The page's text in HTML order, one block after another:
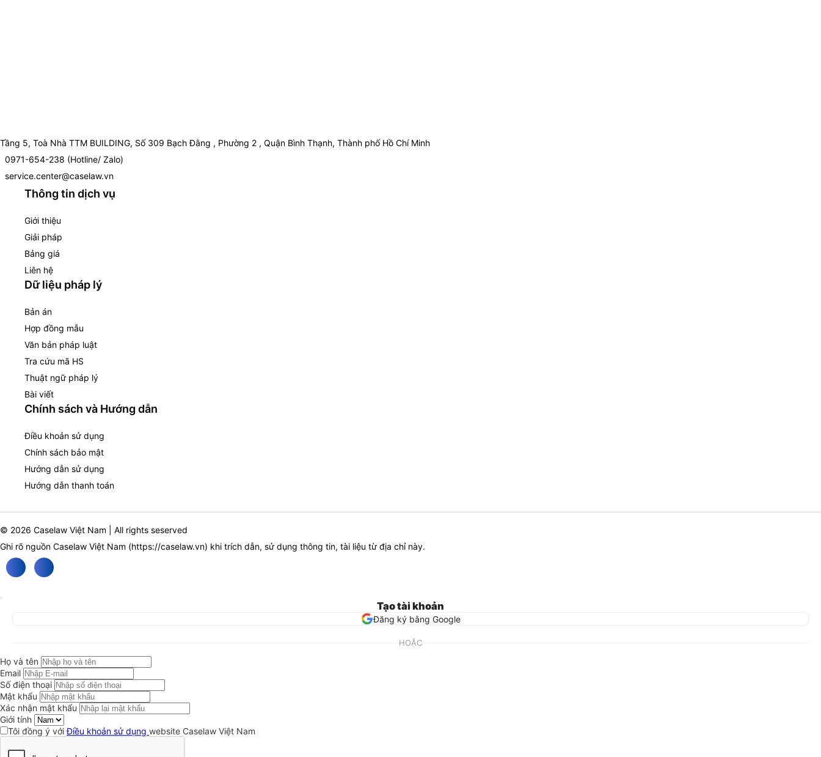
Tầng 5, Toà Nhà TTM BUILDING, Số 309 Bạch Đằng , Phường 2 , Quận Bình Thạnh, Thành phố Hồ Chí Minh
0971-654-238 (Hotline/ Zalo)
service.center@caselaw.vn
Thông tin dịch vụ
Giới thiệu
Giải pháp
Bảng giá
Liên hệ
Dữ liệu pháp lý
Bản án
Hợp đồng mẫu
Văn bản pháp luật
Tra cứu mã HS
Thuật ngữ pháp lý
Bài viết
Chính sách và Hướng dẫn
Điều khoản sử dụng
Chính sách bảo mật
Hướng dẫn sử dụng
Hướng dẫn thanh toán
© 2026 Caselaw Việt Nam | All rights seserved
Ghi rõ nguồn Caselaw Việt Nam (https://caselaw.vn) khi trích dẫn, sử dụng thông tin, tài liệu từ địa chỉ này.
Tạo tài khoản
Đăng ký bằng Google
HOẶC
Họ và tên
Email
Số điện thoại
Mật khẩu
Xác nhận mật khẩu
Giới tính
Tôi đồng ý vớiĐiều khoản sử dụng website Caselaw Việt Nam